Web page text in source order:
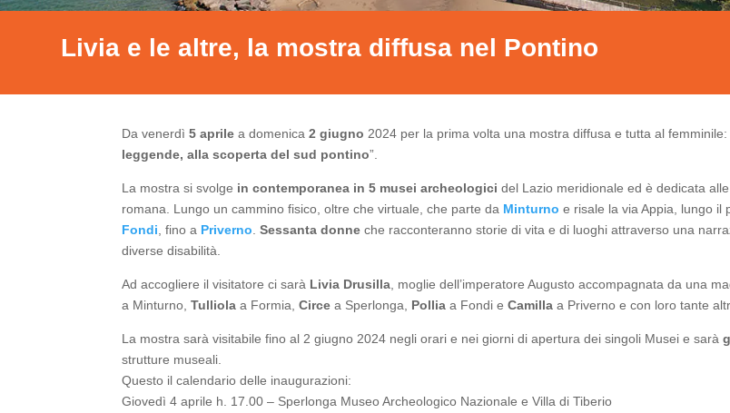
Livia e le altre, la mostra diffusa nel Pontino
Da venerdì5 aprile a domenica2 giugno 2024 per la prima volta una mostra diffusa e tutta al femminile:
leggende, alla scoperta del sud pontino”.
La mostra si svolge in contemporanea in 5 musei archeologici del Lazio meridionale ed è dedicata
romana. Lungo un cammino fisico, oltre che virtuale, che parte da Minturno e risale la via Appia, lungo il
Fondi , fino a Priverno .Sessanta donne che racconteranno storie di vita e di luoghi attraverso una
diverse disabilità.
Ad accogliere il visitatore ci sarà Livia Drusilla , moglie dell’imperatore Augusto accompagnata da una
a Minturno,Tulliola a Formia,Circe a Sperlonga, Pollia a Fondi eCamilla a Priverno e con loro tante
La mostra sarà visitabile fino al 2 giugno 2024 negli orari e nei giorni di apertura dei singoli Musei e sarà
strutture museali.
Questo il calendario delle inaugurazioni:
Giovedì 4 aprile h. 17.00 – Sperlonga Museo Archeologico Nazionale e Villa di Tiberio